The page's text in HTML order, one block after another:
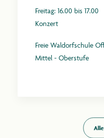
Freitag: 16.00 bis 17.00
Konzert
Freie Waldorfschule
Mittel - Oberstufe
Alle